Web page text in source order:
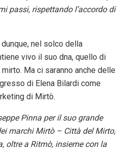
passi, rispettando l’accordo di
dunque, nel solco della
vivo il suo dna, quello di
Ma ci saranno anche delle
di Elena Bilardi come
di Mirtò.
Pinna per il suo grande
marchi Mirtò – Città del Mirto,
oltre a Ritmò, insieme con la